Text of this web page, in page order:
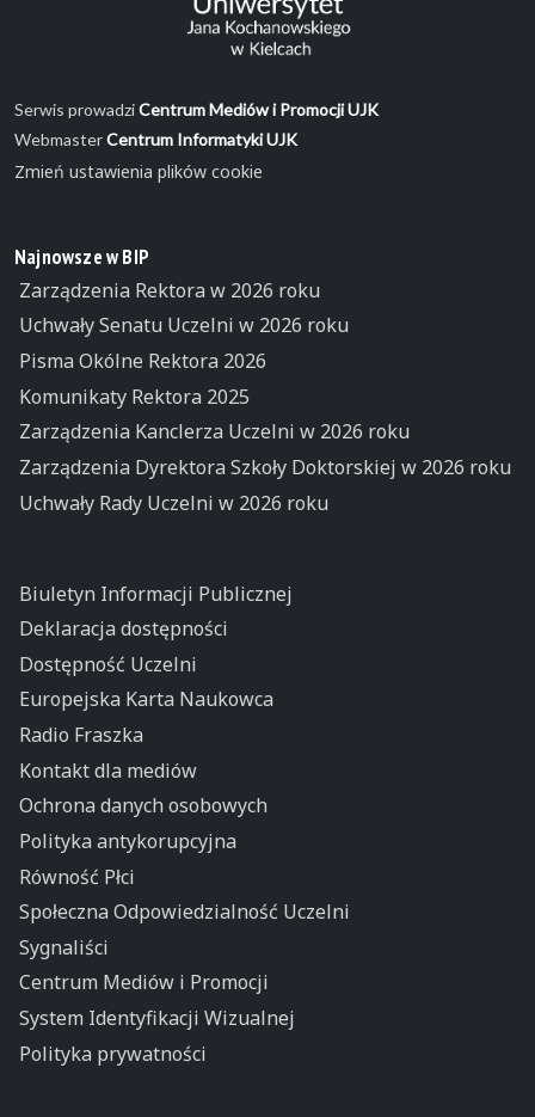
Serwis prowadziCentrum Mediów i Promocji UJK
WebmasterCentrum Informatyki UJK
Zmień ustawienia plików cookie
Najnowsze w BIP
Zarządzenia Rektora w 2026 roku
Uchwały Senatu Uczelni w 2026 roku
Pisma Okólne Rektora 2026
Komunikaty Rektora 2025
Zarządzenia Kanclerza Uczelni w 2026 roku
Zarządzenia Dyrektora Szkoły Doktorskiej w 2026 roku
Uchwały Rady Uczelni w 2026 roku
Biuletyn Informacji Publicznej
Deklaracja dostępności
Dostępność Uczelni
Europejska Karta Naukowca
Radio Fraszka
Kontakt dla mediów
Ochrona danych osobowych
Polityka antykorupcyjna
Równość Płci
Społeczna Odpowiedzialność Uczelni
Sygnaliści
Centrum Mediów i Promocji
System Identyfikacji Wizualnej
Polityka prywatności